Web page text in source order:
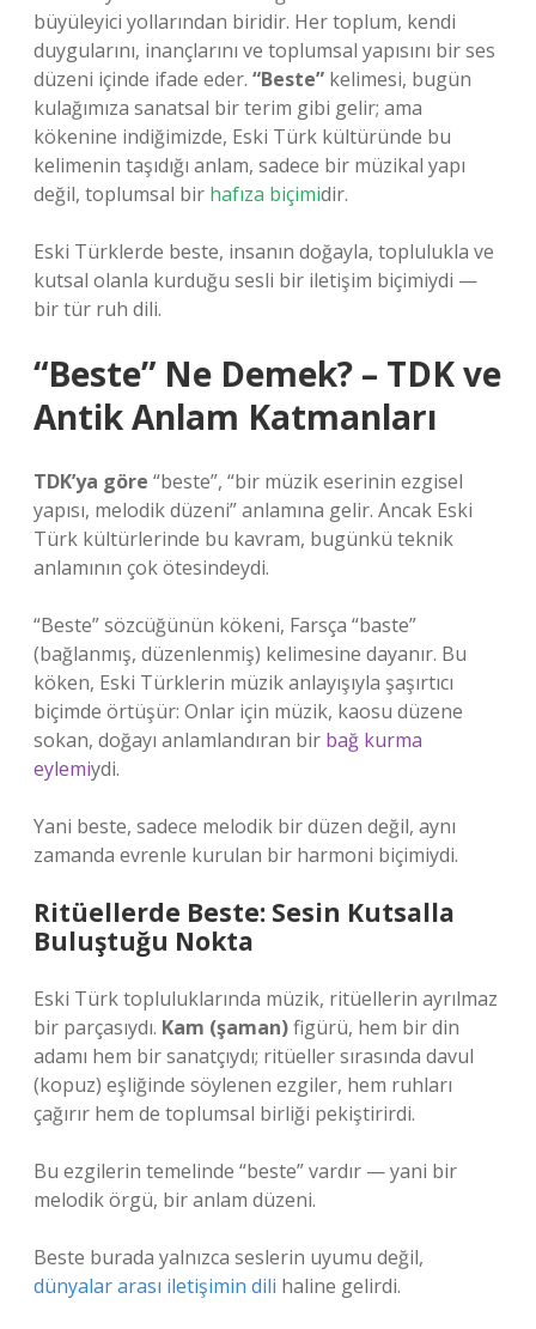
büyüleyici yollarından biridir. Her toplum, kendi
duygularını, inançlarını ve toplumsal yapısını bir ses
düzeni içinde ifade eder. “Beste” kelimesi, bugün
kulağımıza sanatsal bir terim gibi gelir; ama
kökenine indiğimizde, Eski Türk kültüründe bu
kelimenin taşıdığı anlam, sadece bir müzikal yapı
değil, toplumsal bir hafıza biçimidir.
Eski Türklerde beste, insanın doğayla, toplulukla ve
kutsal olanla kurduğu sesli bir iletişim biçimiydi —
bir tür ruh dili.
“Beste” Ne Demek? – TDK ve
Antik Anlam Katmanları
TDK’ya göre “beste”, “bir müzik eserinin ezgisel
yapısı, melodik düzeni” anlamına gelir. Ancak Eski
Türk kültürlerinde bu kavram, bugünkü teknik
anlamının çok ötesindeydi.
“Beste” sözcüğünün kökeni, Farsça “baste”
(bağlanmış, düzenlenmiş) kelimesine dayanır. Bu
köken, Eski Türklerin müzik anlayışıyla şaşırtıcı
biçimde örtüşür: Onlar için müzik, kaosu düzene
sokan, doğayı anlamlandıran bir bağ kurma
eylemiydi.
Yani beste, sadece melodik bir düzen değil, aynı
zamanda evrenle kurulan bir harmoni biçimiydi.
Ritüellerde Beste: Sesin Kutsalla
Buluştuğu Nokta
Eski Türk topluluklarında müzik, ritüellerin ayrılmaz
bir parçasıydı. Kam (şaman)figürü, hem bir din
adamı hem bir sanatçıydı; ritüeller sırasında davul
(kopuz) eşliğinde söylenen ezgiler, hem ruhları
çağırır hem de toplumsal birliği pekiştirirdi.
Bu ezgilerin temelinde “beste” vardır — yani bir
melodik örgü, bir anlam düzeni.
Beste burada yalnızca seslerin uyumu değil,
dünyalar arası iletişimin dili haline gelirdi.